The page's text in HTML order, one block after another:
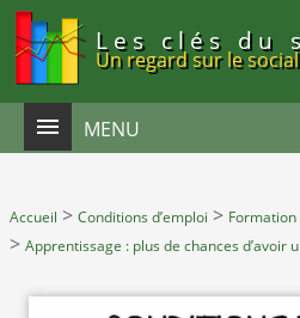
Les clés du
Un regard sur le social
MENU
Accueil > Conditions d’emploi >
> Apprentissage : plus de chances d’avoir
Panneau de gestion des cookies